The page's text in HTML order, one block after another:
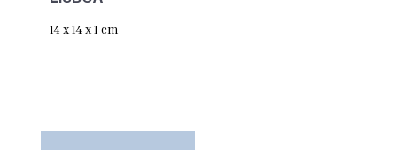
14 x 14 x 1 cm